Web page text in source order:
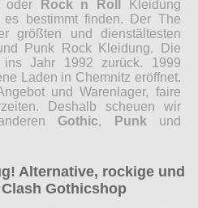
Rock n Roll
Kleidung
bestimmt finden. Der The
größten und dienstältesten
Punk Rock Kleidung. Die
ins Jahr 1992 zurück. 1999
Laden in Chemnitz eröffnet.
und Warenlager, faire
Deshalb scheuen wir
Gothic, Punk und
Alternative, rockige und
Gothicshop